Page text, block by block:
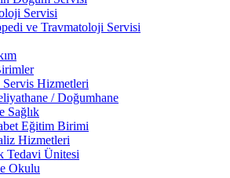
Servisi
ve Travmatoloji Servisi
Hizmetleri
/ Doğumhane
Sağlık
Eğitim Birimi
Hizmetleri
Tedavi Ünitesi
Okulu